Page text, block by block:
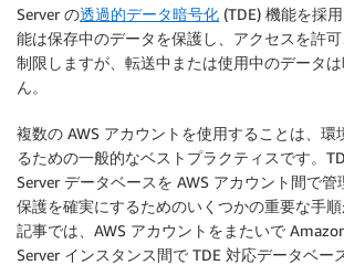
Server の透過的データ暗号化 (TDE) 機能を採
能は保存中のデータを保護し、アクセスを許
制限しますが、転送中または使用中のデータ
ん。
複数の AWS アカウントを使用することは、環
るための一般的なベストプラクティスです。
Server データベースを AWS アカウント間で管
保護を確実にするためのいくつかの重要な手
記事では、AWS アカウントをまたいで
Server インスタンス間で TDE 対応データベー